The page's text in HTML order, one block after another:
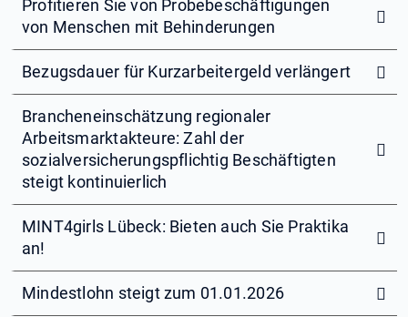
Profitieren Sie von Probebeschäftigungen
von Menschen mit Behinderungen
Bezugsdauer für Kurzarbeitergeld verlängert
Brancheneinschätzung regionaler
Arbeitsmarktakteure: Zahl der
sozialversicherungspflichtig Beschäftigten
steigt kontinuierlich
MINT4girls Lübeck: Bieten auch Sie Praktika
an!
Mindestlohn steigt zum 01.01.2026